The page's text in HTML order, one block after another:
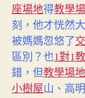
座場地得教學
刻，他才恍然
被媽媽忽悠了
區別？也1對1
錯，但教學場地
小樹屋山、高